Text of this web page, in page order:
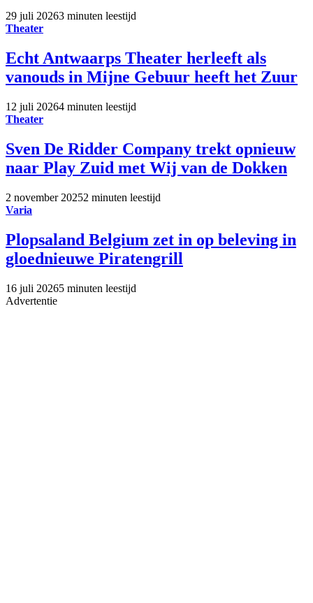
29 juli 20263 minuten leestijd
Theater
Echt Antwaarps Theater herleeft als
vanouds in Mijne Gebuur heeft het Zuur
12 juli 20264 minuten leestijd
Theater
Sven De Ridder Company trekt opnieuw
naar Play Zuid met Wij van de Dokken
2 november 20252 minuten leestijd
Varia
Plopsaland Belgium zet in op beleving in
gloednieuwe Piratengrill
16 juli 20265 minuten leestijd
Advertentie